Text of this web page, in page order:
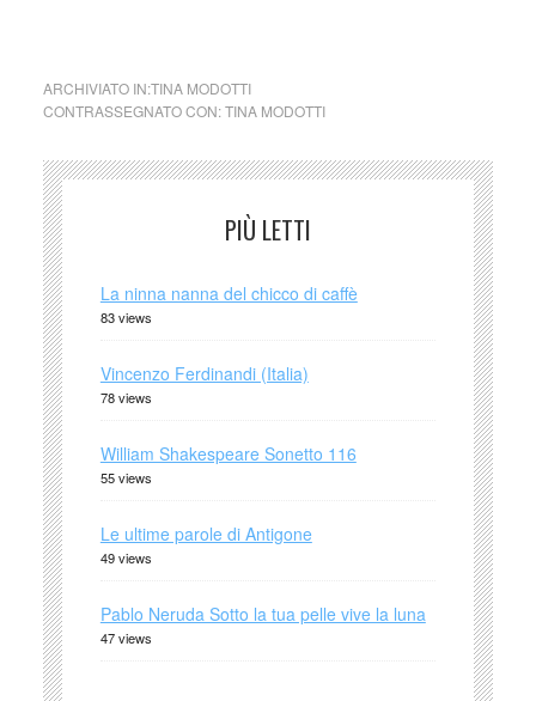
ARCHIVIATO IN:TINA MODOTTI
CONTRASSEGNATO CON:TINA MODOTTI
PIÙ LETTI
La ninna nanna del chicco di caffè
83 views
Vincenzo Ferdinandi (Italia)
78 views
William Shakespeare Sonetto 116
55 views
Le ultime parole di Antigone
49 views
Pablo Neruda Sotto la tua pelle vive la luna
47 views